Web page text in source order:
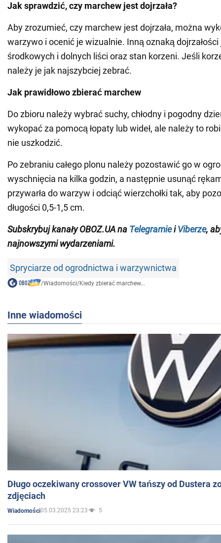
Jak sprawdzić, czy marchew jest dojrzała?
Aby zrozumieć, czy marchew jest dojrzała, można
warzywo i ocenić je wizualnie. Inną oznaką dojrzałości
środkowych i dolnych liści oraz stan korzeni. Jeśli
należy je jak najszybciej zebrać.
Jak prawidłowo zbierać marchew
Do zbioru należy wybrać suchy, chłodny i pogodny
wykopać za pomocą łopaty lub wideł, ale należy to
nie uszkodzić.
Po zebraniu całego plonu należy pozostawić go w
wyschnięcia na kilka godzin, a następnie usunąć
przywarła do warzyw i odciąć wierzchołki tak, aby
długości 0,5-1,5 cm.
Subskrybuj kanały OBOZ.UA na TelegramieiViberze,
najnowszymi wydarzeniami.
Spryciarze od ogrodnictwa i warzywnictwa
/Wiadomości/Kiedy zbierać marchew...
Inne wiadomości
Długo oczekiwany crossover VW tańszy od Dustera
zdjęciach
Wiadomości05.03.2025 23:23 5